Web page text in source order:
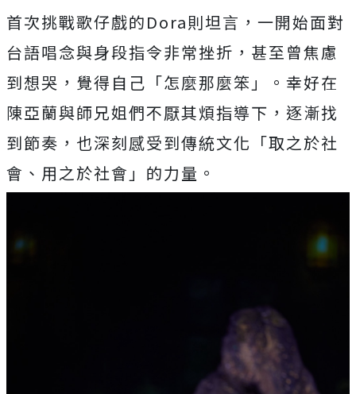
首次挑戰歌仔戲的Dora則坦言， 一開始面對
台語唱念與身段指令非常挫折，甚至曾焦慮
到想哭， 覺得自己「怎麼那麼笨」。 幸好在
陳亞蘭與師兄姐們不厭其煩指導下，逐漸找
到節奏， 也深刻感受到傳統文化「取之於社
會、用之於社會」的力量。